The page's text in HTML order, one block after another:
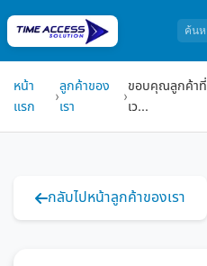
หน้า
แรก
›
ลูกค้าของ
เรา
›
ขอบคุณลูกค้า
เว...
กลับไปหน้าลูกค้าของเรา